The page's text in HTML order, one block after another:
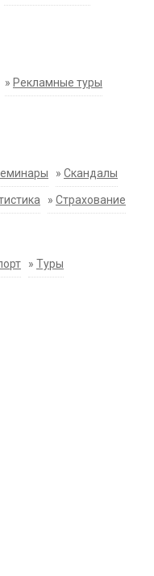
» Рекламные туры
» Скандалы
» Страхование
» Туры